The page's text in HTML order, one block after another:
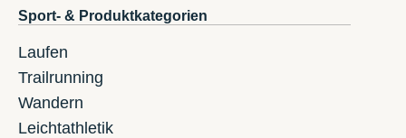
Sport- & Produktkategorien
Laufen
Trailrunning
Wandern
Leichtathletik